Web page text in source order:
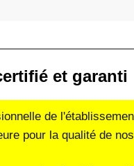
et garanti
de
pour la qualité de nos